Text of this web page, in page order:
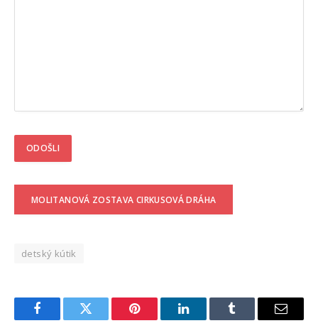
MOLITANOVÁ ZOSTAVA CIRKUSOVÁ DRÁHA
detský kútik
FacebookTwitter Pinterest LinkedInTumblr Email